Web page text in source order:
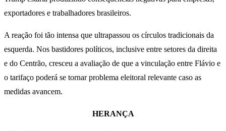
exportadores e trabalhadores brasileiros.
A reação foi tão intensa que ultrapassou os círculos tradicionais da
esquerda. Nos bastidores políticos, inclusive entre setores da direita
e do Centrão, cresceu a avaliação de que a vinculação entre Flávio e
o tarifaço poderá se tornar problema eleitoral relevante caso as
medidas avancem.
HERANÇA